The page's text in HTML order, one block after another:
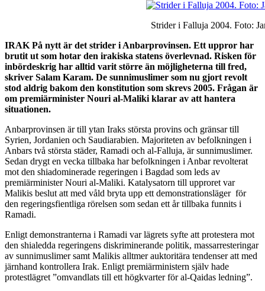
Strider i Falluja 2004. Foto:
IRAK På nytt är det strider i Anbarprovinsen. Ett uppror har
brutit ut som hotar den irakiska statens överlevnad. Risken för
inbördeskrig har alltid varit större än möjligheterna till fred,
skriver Salam Karam. De sunnimuslimer som nu gjort revolt
stod aldrig bakom den konstitution som skrevs 2005. Frågan är
om premiärminister Nouri al-Maliki klarar av att hantera
situationen.
Anbarprovinsen är till ytan Iraks största provins och gränsar till
Syrien, Jordanien och Saudiarabien. Majoriteten av befolkningen i
Anbars två största städer, Ramadi och al-Falluja, är sunnimuslimer.
Sedan drygt en vecka tillbaka har befolkningen i Anbar revolterat
mot den shiadominerade regeringen i Bagdad som leds av
premiärminister Nouri al-Maliki. Katalysatorn till upproret var
Malikis beslut att med våld bryta upp ett demonstrationsläger för
den regeringsfientliga rörelsen som sedan ett år tillbaka funnits i
Ramadi.
Enligt demonstranterna i Ramadi var lägrets syfte att protestera mot
den shialedda regeringens diskriminerande politik, massarresteringar
av sunnimuslimer samt Malikis alltmer auktoritära tendenser att med
järnhand kontrollera Irak. Enligt premiärministern själv hade
protestlägret ”omvandlats till ett högkvarter för al-Qaidas ledning”.